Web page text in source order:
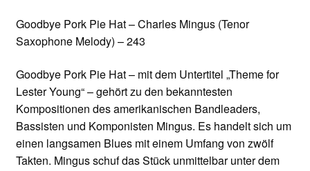
Goodbye Pork Pie Hat – Charles Mingus (Tenor
Saxophone Melody) – 243
Goodbye Pork Pie Hat – mit dem Untertitel „Theme for
Lester Young“ – gehört zu den bekanntesten
Kompositionen des amerikanischen Bandleaders,
Bassisten und Komponisten Mingus. Es handelt sich um
einen langsamen Blues mit einem Umfang von zwölf
Takten. Mingus schuf das Stück unmittelbar unter dem